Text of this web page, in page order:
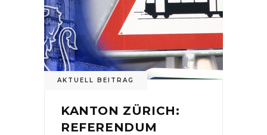
AKTUELL BEITRAG
KANTON ZÜRICH:
REFERENDUM